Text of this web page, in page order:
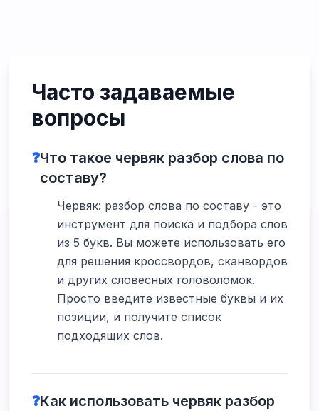
Часто задаваемые
вопросы
❓Что такое червяк разбор слова по
составу?
Червяк: разбор слова по составу - это
инструмент для поиска и подбора слов
из 5 букв. Вы можете использовать его
для решения кроссвордов, сканвордов
и других словесных головоломок.
Просто введите известные буквы и их
позиции, и получите список
подходящих слов.
❓Как использовать червяк разбор